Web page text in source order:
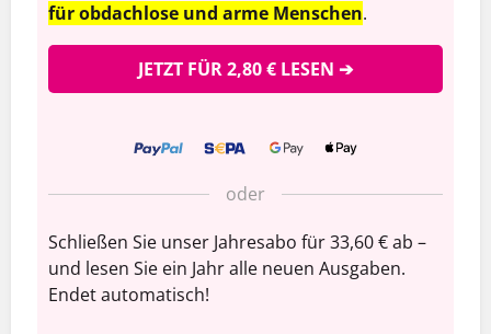
für obdachlose und arme Menschen.
JETZT FÜR 2,80 € LESEN ➔
oder
Schließen Sie unser Jahresabo für 33,60 € ab –
und lesen Sie ein Jahr alle neuen Ausgaben.
Endet automatisch!